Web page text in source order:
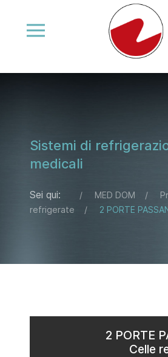
Sistemi di
medicali
Sei qui: MED DOM
refrigerate
2 PORTE
2 PORTE
Celle